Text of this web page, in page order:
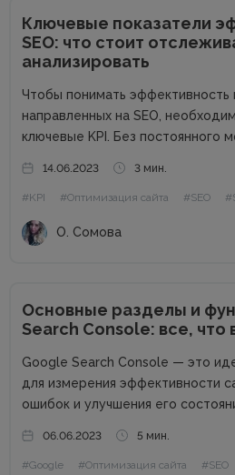
Ключевые показатели
SEO: что стоит
анализировать
Чтобы понимать эффективность
направленных на SEO,
ключевые KPI. Без постоянного
оценить прогресс работы. KPI в
определяют заказчик и
наладить рабочий процесс,
14.06.2023 3 мин.
#KPI #Оптимизация сайта #SEO
О. Сомова
Основные разделы и
Search Console: все, что
Google Search Console — это
для измерения эффективности
ошибок и улучшения его
поисковые роботы индексируют
также как решить все вопросы,
06.06.2023 5 мин.
#Google #Оптимизация сайта #SEO